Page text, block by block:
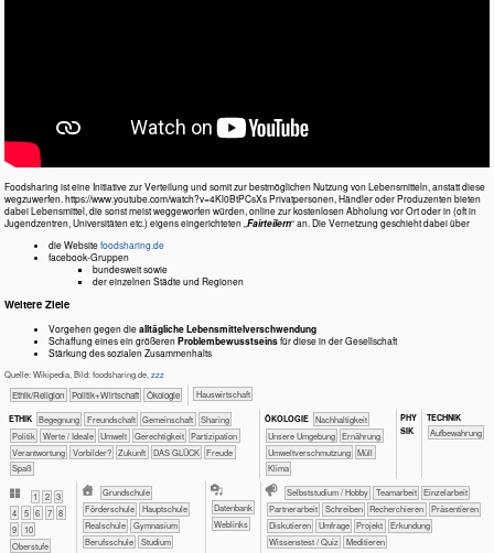
Foodsharing ist eine Initiative zur Verteilung und somit zur bestmöglichen Nutzung von Lebensmitteln, anstatt diese
wegzuwerfen. https://www.youtube.com/watch?v=4Kl0BtPCsXs Privatpersonen, Händler oder Produzenten bieten
dabei Lebensmittel, die sonst meist weggeworfen würden, online zur kostenlosen Abholung vor Ort oder in (oft in
Jugendzentren, Universitäten etc.) eigens eingerichteten „Fairteilern“ an. Die Vernetzung geschieht dabei über
die Websitefoodsharing.de
facebook-Gruppen
bundesweit sowie
der einzelnen Städte und Regionen
Weitere Ziele
Vorgehen gegen diealltägliche Lebensmittelverschwendung
Schaffung eines ein größerenProblembewusstseinsfür diese in der Gesellschaft
Stärkung des sozialen Zusammenhalts
Quelle: Wikipedia, Bild: foodsharing.de,zzz
​​​​​​​​​​Ethik/​Religion ​​​​​​​​​Politik+​Wirtschaft ​​​​​​​Ökologie ​Haus­wirtschaft
ETHIK ​​​​​​​​​​​​Begegnung ​​​​​​​​​​​​Freundschaft ​​​​​​​​​​Gemeinschaft
​​​​​​​​​​Sharing
​​​​​​​​​Politik
​​​​​​​​Werte / Ideale ​​​​​Umwelt ​​​​Gerechtigkeit ​​​Partizipation
​​Verantwortung
​​Vorbilder? ​Zukunft DAS GLÜCK Freude
Spaß
ÖKO​LOGIE
​​​​​​​​​​​​​​​Nachhaltigkeit
​​​​​​​​​​​​​Unsere Umgebung ​​​​Ernährung
​​Umweltverschmutzung ​Müll
Klima
PHY​
SIK
TECH​NIK
Aufbewahrung
​​1 ​​2 ​​3
​​4
​​5 ​​6 ​​7 ​​8
​​9
​10
Oberstufe
​​​Grundschule
​​Förderschule
​​Hauptschule
​​Realschule
​Gymnasium
Berufsschule
Studium
Datenbank
Weblinks
​​​​​​​​​​​​​​​​​​Selbststudium / Hobby ​​​​​​​​​​​​​​​​​​​​​​​​​​​​​​​​​​​​​​​​​​​​​​​​​​​​​​​​​​​​​​​​​​​​​​Teamarbeit ​​​​​​​​​​​​​​​​​Einzelarbeit
​​​​​​​​​​​​​​​​​Partnerarbeit
​​​​​​​​​​​​​​​​​Schreiben ​​​​​​​​​​​​​​​​Recherchieren
​​​​​​​​​​​​​​​Präsentieren
​​​​​​​​​​​​​​Diskutieren
​​​​​​​​​​​​​​Umfrage ​​​​​​​Projekt
​​​​​​Erkundung
​​​​​Wissenstest / Quiz
Meditieren